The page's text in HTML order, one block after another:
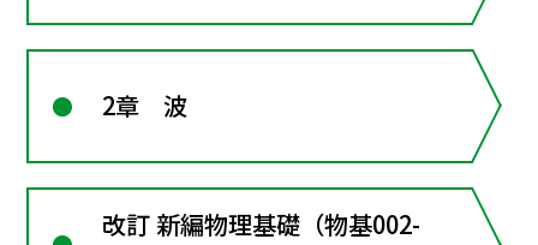
2章 波
改訂 新編物理基礎（物基002-